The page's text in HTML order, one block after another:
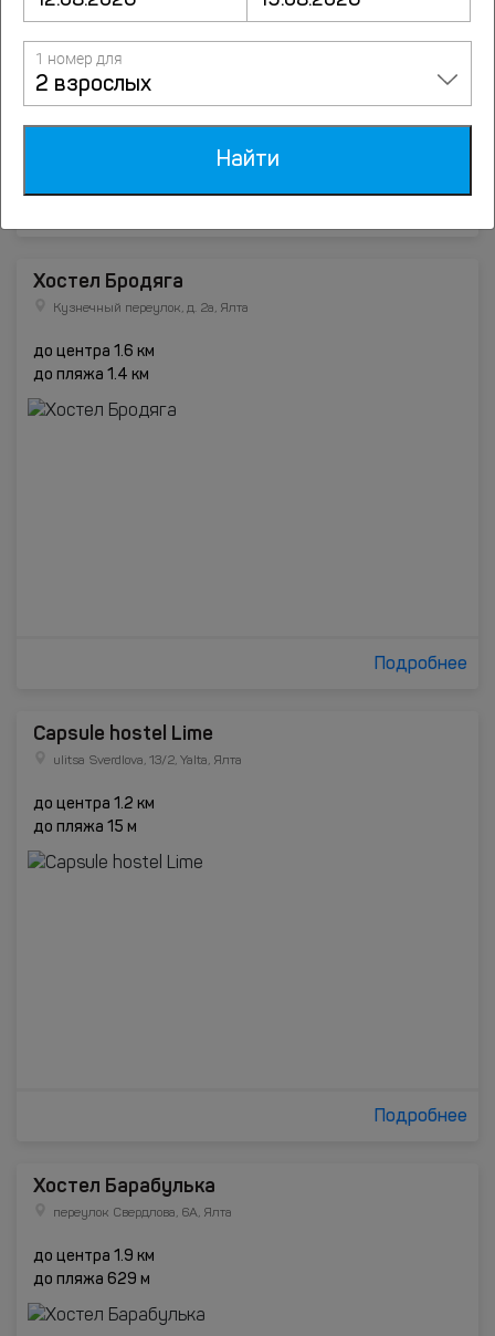
Хостел Бродяга
Кузнечный переулок, д. 2а, Ялта
до центра 1.6 км
до пляжа 1.4 км
Подробнее
Capsule hostel Lime
ulitsa Sverdlova, 13/2, Yalta, Ялта
до центра 1.2 км
до пляжа 15 м
Подробнее
Хостел Барабулька
переулок Свердлова, 6А, Ялта
до центра 1.9 км
до пляжа 629 м
1 номер для
2 взрослых
Найти